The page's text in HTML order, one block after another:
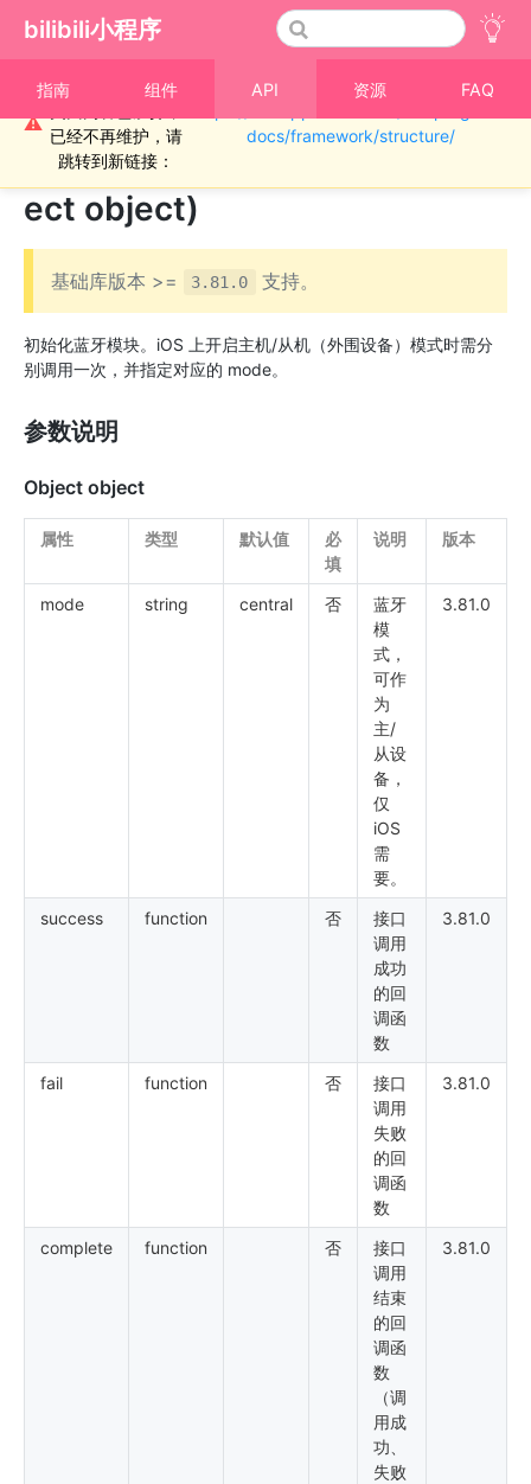
bilibili小程序
指南 组件 API 资源 FAQ
⚠
重要通知！！！本
已经不再维护，请
跳转到新链接：
docs/framework/structure/
› 蓝牙-通用
bl.openBluetoothAdapter(Obj
ect object)
基础库版本 >= 3.81.0 支持。
初始化蓝牙模块。iOS 上开启主机/从机（外围设备）模式时需分
别调用一次，并指定对应的 mode。
参数说明
Object object
属性 类型 默认值
必
填
说明 版本
mode string central 否
蓝牙
模
式，
可作
为
主/
从设
备，
仅
iOS
需
要。
3.81.0
success function 否
接口
调用
成功
的回
调函
数
3.81.0
fail function 否
接口
调用
失败
的回
调函
数
3.81.0
complete function 否
接⼝
调⽤
结束
的回
调函
数
（调
⽤成
功、
失败
3.81.0